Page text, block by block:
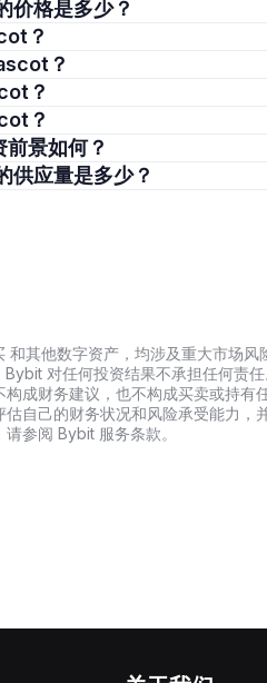
价格是多少？
？
？
？
？
前景如何？
供应量是多少？
其他数字资产，均涉及重大市场风
对任何投资结果不承担任何责
成财务建议，也不构成买卖或持有
自己的财务状况和风险承受能力，
参阅 Bybit 服务条款。